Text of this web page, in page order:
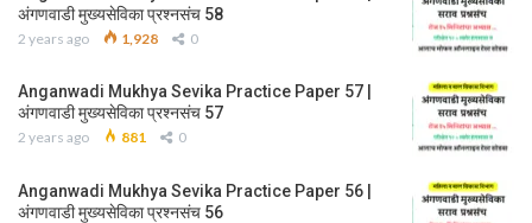
अंगणवाडी मुख्यसेविका प्रश्नसंच 58
2 years ago 1,928 0
Anganwadi Mukhya Sevika Practice Paper 57 |
अंगणवाडी मुख्यसेविका प्रश्नसंच 57
2 years ago 881 0
Anganwadi Mukhya Sevika Practice Paper 56 |
अंगणवाडी मुख्यसेविका प्रश्नसंच 56